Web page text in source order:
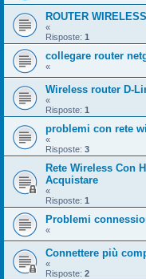
ROUTER
«
Risposte: 1
collegare router
«
Wireless router D-
«
Risposte: 1
problemi con rete
«
Risposte: 3
Rete Wireless Con
Acquistare
«
Risposte: 1
Problemi
«
Connettere più
«
Risposte: 2